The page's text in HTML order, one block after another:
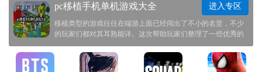
pc移植手机单机游戏大全
移植类型的游戏往往在端游上面已经闯出了不小的名堂，不少
的玩家们都对其耳熟能详。这次帮助玩家们整理了一些优秀的
能够享受到不一样的快感，快来尝试一下吧！
进入专区